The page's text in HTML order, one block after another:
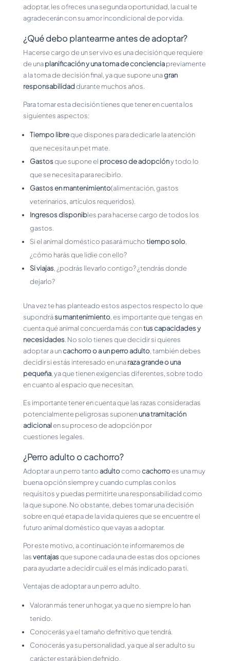
adoptar, les ofreces una segunda oportunidad, la cual te
agradecerán con su amor incondicional de por vida.
¿Qué debo plantearme antes de adoptar?
Hacerse cargo de un ser vivo es una decisión que requiere
de unaplanificación y una toma de concienciapreviamente
a la toma de decisión final, ya que supone unagran
responsabilidaddurante muchos años.
Para tomar esta decisión tienes que tener en cuenta los
siguientes aspectos:
Tiempo libreque dispones para dedicarle la atención
que necesita un pet mate.
Gastosque supone el proceso de adopcióny todo lo
que se necesita para recibirlo.
Gastos en mantenimiento(alimentación, gastos
veterinarios, artículos requeridos).
Ingresos disponibles para hacerse cargo de todos los
gastos.
Si el animal doméstico pasará muchotiempo solo,
¿cómo harás que lidie con ello?
Si viajas, ¿podrás llevarlo contigo? ¿tendrás donde
dejarlo?
Una vez te has planteado estos aspectos respecto lo que
supondrásu mantenimiento, es importante que tengas en
cuenta qué animal concuerda más contus capacidades y
necesidades. No solo tienes que decidir si quieres
adoptar a uncachorro o a un perro adulto, también debes
decidir si estás interesado en unaraza grande o una
pequeña, ya que tienen exigencias diferentes, sobre todo
en cuanto al espacio que necesitan.
Es importante tener en cuenta que las razas consideradas
potencialmente peligrosas suponenuna tramitación
adicionalen su proceso de adopción por
cuestiones legales.
¿Perro adulto o cachorro?
Adoptar a un perro tanto adultocomo cachorroes una muy
buena opción siempre y cuando cumplas con los
requisitos y puedas permitirte una responsabilidad como
la que supone. No obstante, debes tomar una decisión
sobre en qué etapa de la vida quieres que se encuentre el
futuro animal doméstico que vayas a adoptar.
Por este motivo, a continuación te informaremos de
lasventajasque supone cada una de estas dos opciones
para ayudarte a decidir cuál es el más indicado para ti.
Ventajas de adoptar a un perro adulto.
Valoran más tener un hogar, ya que no siempre lo han
tenido.
Conocerás ya el tamaño definitivo que tendrá.
Conocerás ya su personalidad, ya que al ser adulto su
carácter estará bien definido.